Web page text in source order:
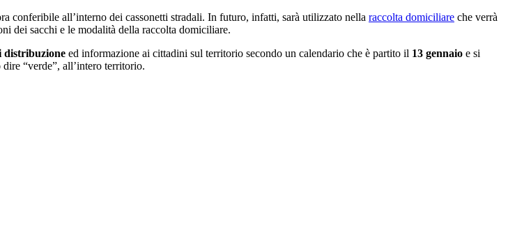
conferibile all’interno dei cassonetti stradali. In futuro, infatti, sarà utilizzato nella raccolta domiciliare che verrà
dei sacchi e le modalità della raccolta domiciliare.
distribuzione ed informazione ai cittadini sul territorio secondo un calendario che è partito il 13 gennaio e si
“verde”, all’intero territorio.